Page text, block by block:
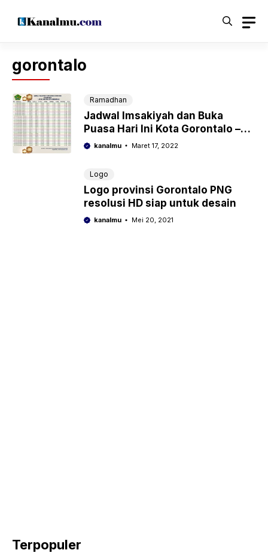
gorontalo
Ramadhan
Jadwal Imsakiyah dan Buka
Puasa Hari Ini Kota Gorontalo –
Ramadhan 2022/1443 Hijriyah
kanalmu Maret 17, 2022
Logo
Logo provinsi Gorontalo PNG
resolusi HD siap untuk desain
kanalmu Mei 20, 2021
Terpopuler